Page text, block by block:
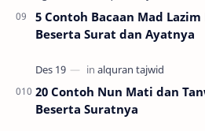
5 Contoh Bacaan Mad
Beserta Surat dan Ayatnya
20 Contoh Nun Mati dan
Beserta Suratnya